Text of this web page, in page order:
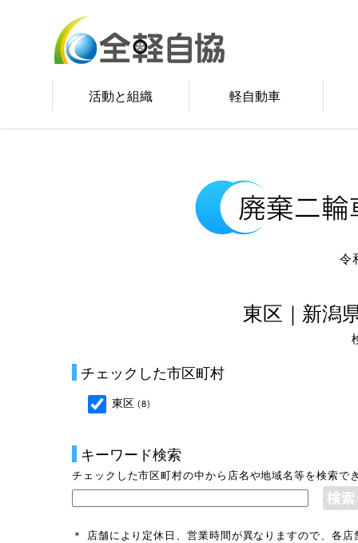
活動と組織 軽自動車
令
東区｜新潟
チェックした市区町村
東区 (8)
キーワード検索
チェックした市区町村の中から店名や地域名等を検索で
＊ 店舗により定休日、営業時間が異なりますので、各